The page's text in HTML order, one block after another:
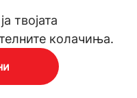
твојата
колачиња.